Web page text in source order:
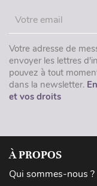
Votre adresse de
envoyer les lettres
pouvez à tout
dans la newsletter.
et vos droits
À PROPOS
Qui sommes-nous ?